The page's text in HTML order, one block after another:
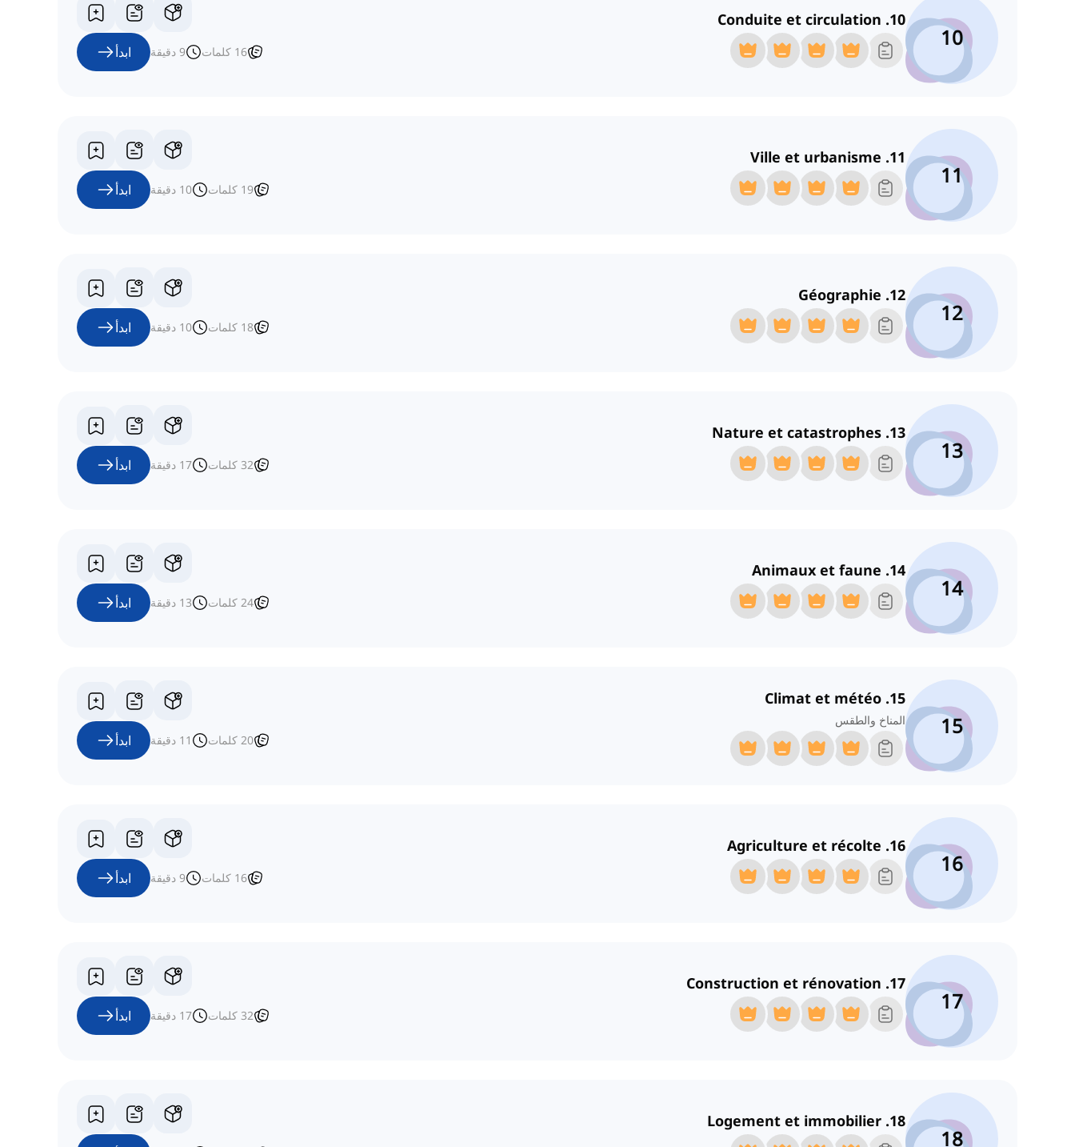
10
10. Conduite et circulation
16 كلمات 9 دقيقة ابدأ
11
11. Ville et urbanisme
19 كلمات 10 دقيقة ابدأ
12
12. Géographie
18 كلمات 10 دقيقة ابدأ
13
13. Nature et catastrophes
32 كلمات 17 دقيقة ابدأ
14
14. Animaux et faune
24 كلمات 13 دقيقة ابدأ
15
15. Climat et météo
المناخ والطقس
20 كلمات 11 دقيقة ابدأ
16
16. Agriculture et récolte
16 كلمات 9 دقيقة ابدأ
17
17. Construction et rénovation
32 كلمات 17 دقيقة ابدأ
18
18. Logement et immobilier